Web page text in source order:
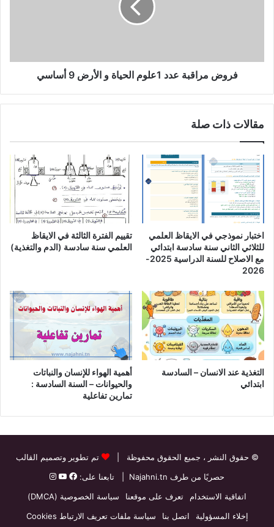
أساسي
فروض مراقبة عدد 1علوم الحياة و الأرض 9 أساسي
مقالات ذات صلة
اختبار نموذجي في الايقاظ العلمي
للثلاثي الثاني سنة سادسة ابتدائي
مع الاصلاح للسنة الدراسية 2025-
2026
تقييم الفترة الثالثة في الايقاظ
العلمي سنة سادسة (الدم والتغذية)
التغذية عند الانسان – السادسة
ابتدائي
أهمية الهواء للإنسان والنباتات
والحيوانات – السنة السادسة :
تمارين تفاعلية
© حقوق النشر ، جميع الحقوق محفوظة |
تم تطوير وتصميم القالب
حصريًا من طرف Najahni.tn | تابعنا على:
اتفاقية الاستخدام
تعرف على موقعنا
سياسة الخصوصية (DMCA)
إخلاء المسؤولية
اتصل بنا سياسة ملفات تعريف الارتباط Cookies